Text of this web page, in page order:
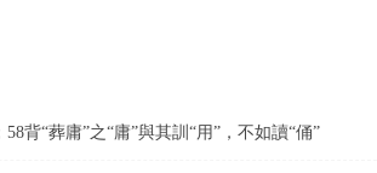
背“葬庸”之“庸”與其訓“用”，不如讀“俑”